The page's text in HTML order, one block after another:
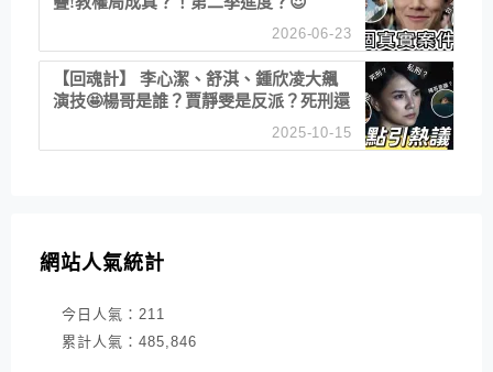
2026-06-23
【回魂計】 李心潔、舒淇、鍾欣凌大飆
演技🤩楊哥是誰？賈靜雯是反派？死刑還
2025-10-15
網站人氣統計
今日人氣： 211
累計人氣： 485,846